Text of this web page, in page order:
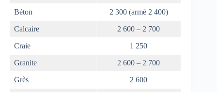
Béton 2 300 (armé 2 400)
Calcaire 2 600 – 2 700
Craie 1 250
Granite 2 600 – 2 700
Grès 2 600